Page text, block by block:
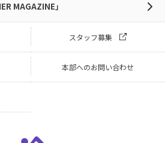
MAGAZINE」
スタッフ募集
本部へのお問い合わせ